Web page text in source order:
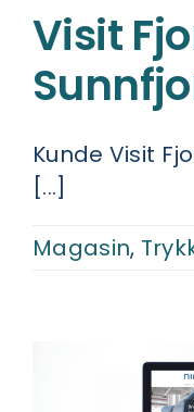
Visit
Kunde Visit
[...]
Magasin,